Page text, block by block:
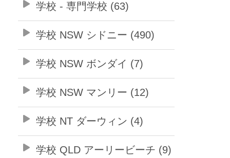
学校 - 専門学校 (63)
学校 NSW シドニー (490)
学校 NSW ボンダイ (7)
学校 NSW マンリー (12)
学校 NT ダーウィン (4)
学校 QLD アーリービーチ (9)